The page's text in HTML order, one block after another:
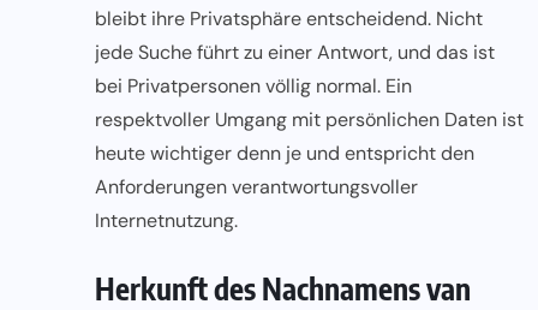
bleibt ihre Privatsphäre entscheidend. Nicht
jede Suche führt zu einer Antwort, und das ist
bei Privatpersonen völlig normal. Ein
respektvoller Umgang mit persönlichen Daten ist
heute wichtiger denn je und entspricht den
Anforderungen verantwortungsvoller
Internetnutzung.
Herkunft des Nachnamens van